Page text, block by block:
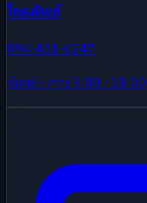
โทรศัพท์
094-451-6247
จันทร์ - ศุกร์ 9:00 - 18:00